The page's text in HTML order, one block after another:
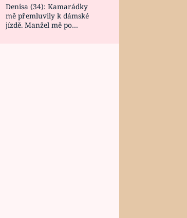
Denisa (34): Kamarádky
mě přemluvily k dámské
jízdě. Manžel mě po